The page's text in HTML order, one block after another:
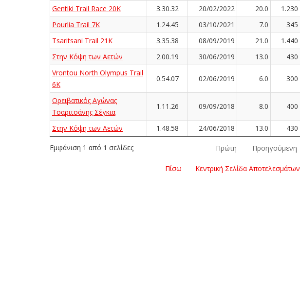
Gentiki Trail Race 20K 3.30.32 20/02/2022 20.0 1.230
Pourlia Trail 7Κ
1.24.45 03/10/2021 7.0 345
Tsaritsani Trail 21K
3.35.38 08/09/2019 21.0 1.440
Στην Κόψη των Αετών
2.00.19 30/06/2019 13.0 430
Vrontou North Olympus Trail
6K
0.54.07 02/06/2019 6.0 300
Ορειβατικός Αγώνας
Τσαριτσάνης Σέγκια
1.11.26 09/09/2018 8.0 400
Στην Κόψη των Αετών 1.48.58 24/06/2018 13.0 430
Εμφάνιση 1 από 1 σελίδες Πρώτη Προηγούμενη
Πίσω Κεντρική Σελίδα Αποτελεσμάτων